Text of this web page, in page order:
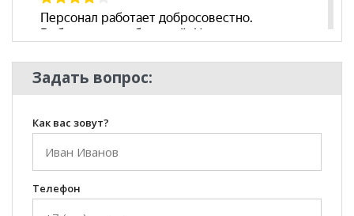
Задать вопрос:
Как вас зовут?
Телефон